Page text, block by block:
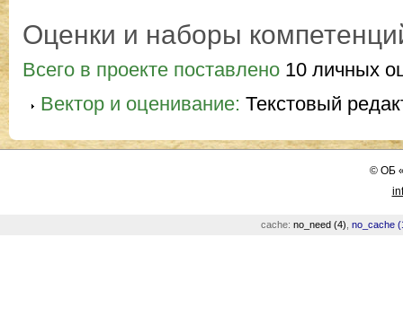
Оценки и наборы
Всего в проекте поставлено 10 личных
Вектор и оценивание: Текстовый
©ОБ
cache: no_need (4) no_cache